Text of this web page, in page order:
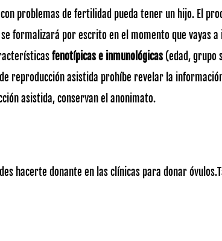
problemas de fertilidad pueda tener un hijo. El
formalizará por escrito en el momento que vayas a
fenotípicas e inmunológicas (edad, grupo
reproducción asistida prohíbe revelar la
asistida, conservan el anonimato.
hacerte donante en las clínicas para donar